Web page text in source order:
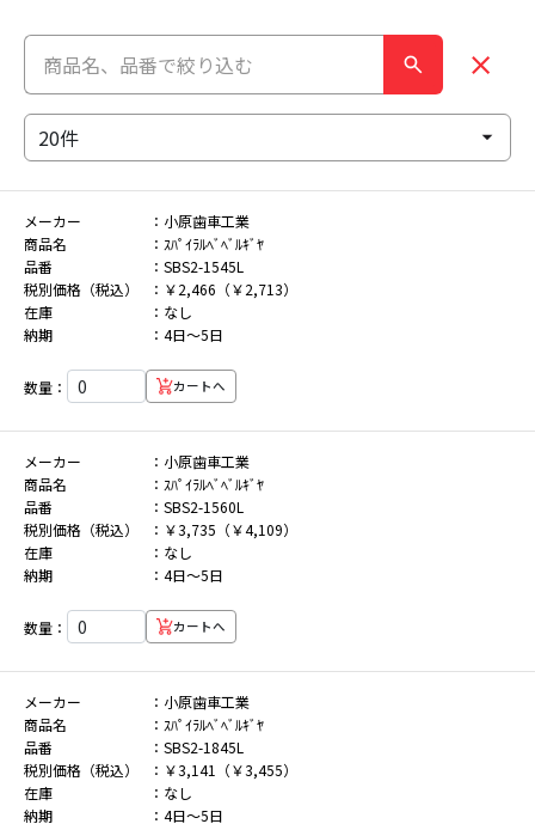
メーカー
小原歯車工業
商品名
ｽﾊﾟｲﾗﾙﾍﾞﾍﾞﾙｷﾞﾔ
品番
SBS2-1545L
税別価格（税込）
￥2,466（￥2,713）
在庫
なし
納期
4日～5日
数量： カートへ
メーカー
小原歯車工業
商品名
ｽﾊﾟｲﾗﾙﾍﾞﾍﾞﾙｷﾞﾔ
品番
SBS2-1560L
税別価格（税込）
￥3,735（￥4,109）
在庫
なし
納期
4日～5日
数量： カートへ
メーカー
小原歯車工業
商品名
ｽﾊﾟｲﾗﾙﾍﾞﾍﾞﾙｷﾞﾔ
品番
SBS2-1845L
税別価格（税込）
￥3,141（￥3,455）
在庫
なし
納期
4日～5日